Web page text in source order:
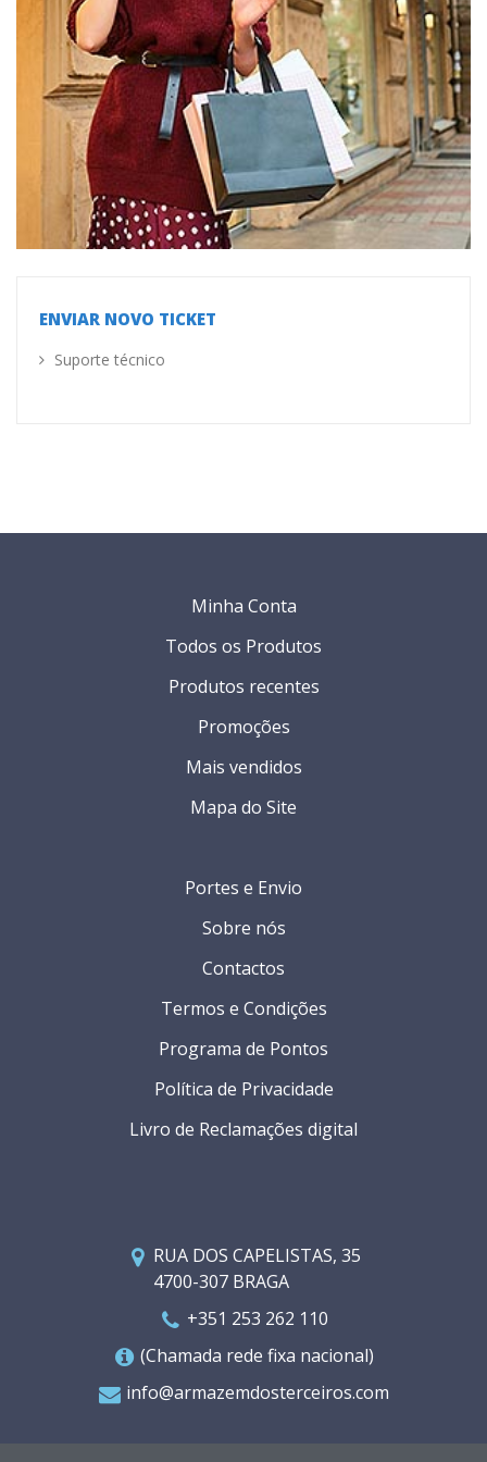
ENVIAR NOVO TICKET
Suporte técnico
RUA DOS CAPELISTAS, 35
4700-307 BRAGA
+351 253 262 110
(Chamada rede fixa nacional)
info@armazemdosterceiros.com
Portes e Envio
Sobre nós
Contactos
Termos e Condições
Programa de Pontos
Política de Privacidade
Livro de Reclamações digital
Minha Conta
Todos os Produtos
Produtos recentes
Promoções
Mais vendidos
Mapa do Site